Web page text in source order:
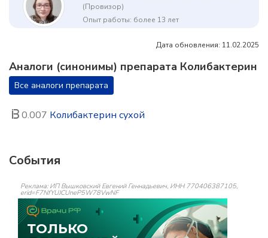
(Провизор)
Опыт работы: более 13 лет
Дата обновления: 11.02.2025
Аналоги (синонимы) препарата Колибактерин
Все аналоги препарата
0.007 Колибактерин сухой
События
Реклама: ИП Вышковский Евгений Геннадьевич, ИНН 770406387105,
erid=F7NfYUJCUneP5W78VwNF